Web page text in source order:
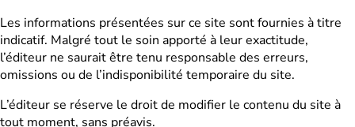
Les informations présentées sur ce site sont fournies à titre
indicatif. Malgré tout le soin apporté à leur exactitude,
l’éditeur ne saurait être tenu responsable des erreurs,
omissions ou de l’indisponibilité temporaire du site.
L’éditeur se réserve le droit de modifier le contenu du site à
tout moment, sans préavis.